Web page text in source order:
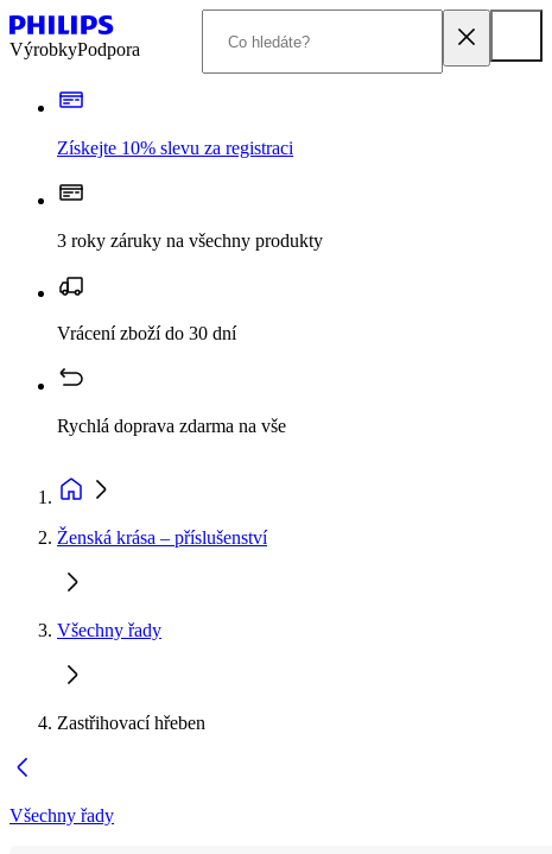
VýrobkyPodpora
Získejte 10% slevu za registraci
3 roky záruky na všechny produkty
Vrácení zboží do 30 dní
Rychlá doprava zdarma na vše
Ženská krása – příslušenství
Všechny řady
Zastřihovací hřeben
Všechny řady